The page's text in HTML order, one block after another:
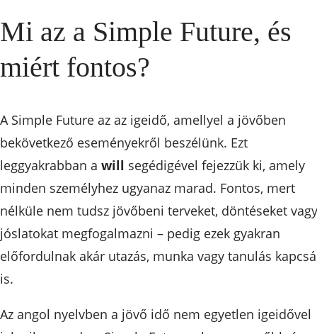
Mi az a Simple Future, és
miért fontos?
A Simple Future az az igeidő, amellyel a jövőben
bekövetkező eseményekről beszélünk. Ezt
leggyakrabban a will segédigével fejezzük ki, amely
minden személyhez ugyanaz marad. Fontos, mert
nélküle nem tudsz jövőbeni terveket, döntéseket vagy
jóslatokat megfogalmazni – pedig ezek gyakran
előfordulnak akár utazás, munka vagy tanulás
is.
Az angol nyelvben a jövő idő nem egyetlen igeidővel